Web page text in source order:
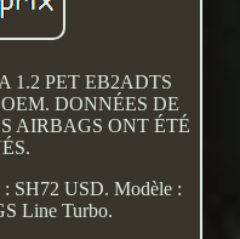
1.2 PET EB2ADTS
DONNÉES DE
AIRBAGS ONT ÉTÉ
USD. Modèle :
Line Turbo.